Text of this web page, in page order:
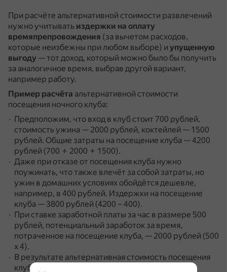
При расчёте альтернативной стоимости развлечений
нужно учитывать издержки на оплату
времяпрепровождения (за вычетом расходов,
которые неизбежны при любом выборе) и упущенную
выгоду — тот доход, который можно было бы получить
за аналогичное время, выбрав другой вариант,
например работу.
Пример расчёта альтернативной стоимости
посещения ночного клуба:
Предположим, что вход в клуб стоит 700 рублей,
стоимость ужина — 2000 рублей, коктейлей — 1500
рублей. Общие затраты на посещение клуба — 4200
рублей (700 + 2000 + 1500).
Даже при отказе от посещения клуба нужно
поужинать, что также влечёт за собой затраты, но
ужин в домашних условиях обойдётся дешевле,
например, в 400 рублей. Издержки на посещение
клуба — 3800 рублей (4200 – 400).
При ставке заработной платы за час в размере 500
рублей, потенциальный заработок за время,
потраченное на посещение клуба, — 2000 рублей (500
х 4).
В результате альтернативная стоимость посещения
клуба — 5800 рублей (3800 + 2000).